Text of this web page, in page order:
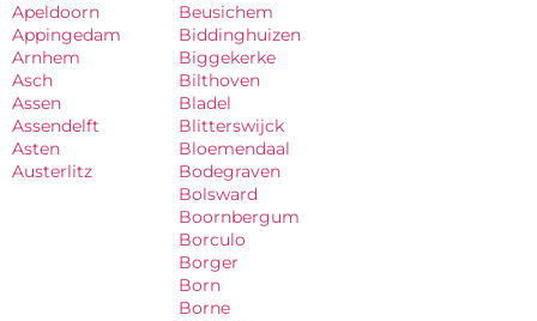
Apeldoorn
Appingedam
Arnhem
Asch
Assen
Assendelft
Asten
Austerlitz
Beusichem
Biddinghuizen
Biggekerke
Bilthoven
Bladel
Blitterswijck
Bloemendaal
Bodegraven
Bolsward
Boornbergum
Borculo
Borger
Born
Borne